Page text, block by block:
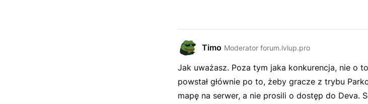
Timo Moderator forum.lvlup.pro
Jak uważasz. Poza tym jaka konkurencja, nie o
powstał głównie po to, żeby gracze z trybu
mapę na serwer, a nie prosili o dostęp do Deva.